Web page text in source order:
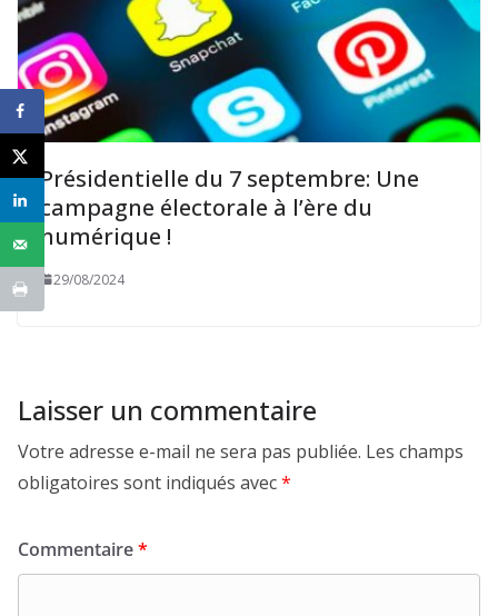
Présidentielle du 7 septembre: Une
campagne électorale à l’ère du
numérique !
29/08/2024
Laisser un commentaire
Votre adresse e-mail ne sera pas publiée. Les champs
obligatoires sont indiqués avec*
Commentaire*